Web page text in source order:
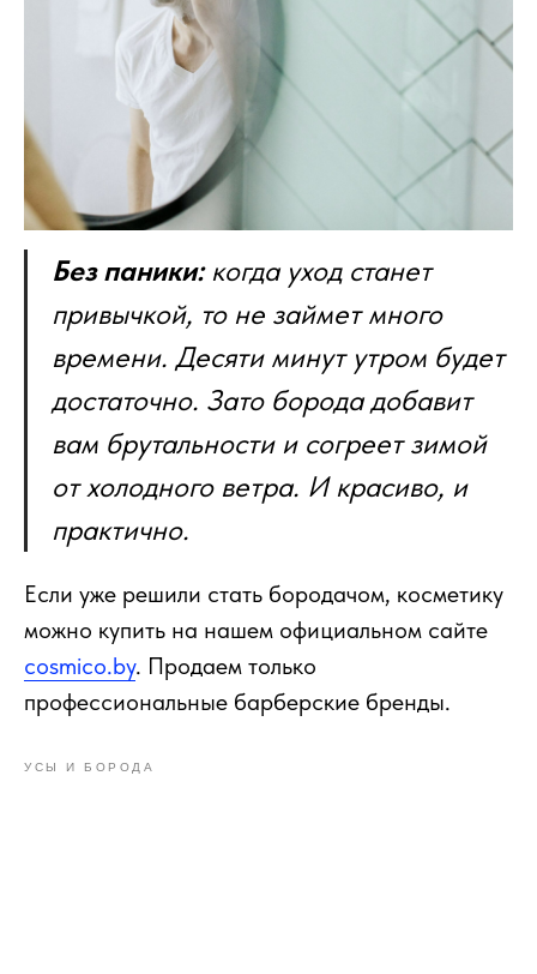
Без паники: когда уход станет
привычкой, то не займет много
времени. Десяти минут утром будет
достаточно. Зато борода добавит
вам брутальности и согреет зимой
от холодного ветра. И красиво, и
практично.
Если уже решили стать бородачом, косметику
можно купить на нашем официальном сайте
cosmico.by. Продаем только
профессиональные барберские бренды.
УСЫ И БОРОДА